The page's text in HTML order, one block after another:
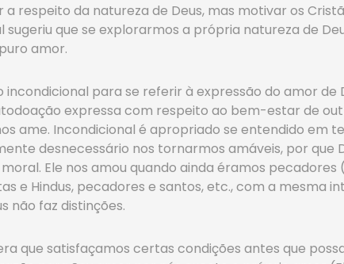
respeito da natureza de Deus, mas motivar os
que se explorarmos a própria natureza de
amor.
incondicional para se referir à expressão do amor
expressa com respeito ao bem-estar de
ame. Incondicional é apropriado se entendido em
desnecessário nos tornarmos amáveis, por que
Ele nos amou quando ainda éramos pecadores
e Hindus, pecadores e santos, etc., com a mesma
não faz distinções.
que satisfaçamos certas condições antes que